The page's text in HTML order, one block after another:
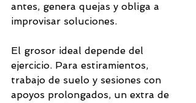
antes, genera quejas y obliga a
improvisar soluciones.
El grosor ideal depende del
ejercicio. Para estiramientos,
trabajo de suelo y sesiones con
apoyos prolongados, un extra de